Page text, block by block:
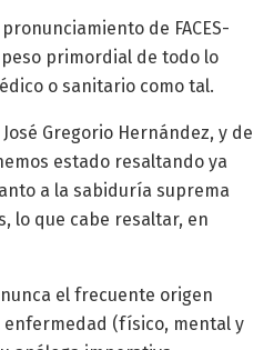
de FACES-
peso primordial de todo lo
o sanitario como tal.
Gregorio Hernández, y de
estado resaltando ya
a la sabiduría suprema
lo que cabe resaltar, en
el frecuente origen
(físico, mental y